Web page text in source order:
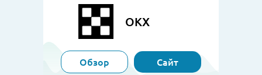
OKX
Обзор Сайт